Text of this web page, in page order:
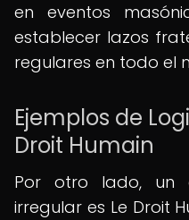
en eventos
establecer lazos
regulares en todo el
Ejemplos de
Droit Humain
Por otro lado, un
irregular es Le Droit